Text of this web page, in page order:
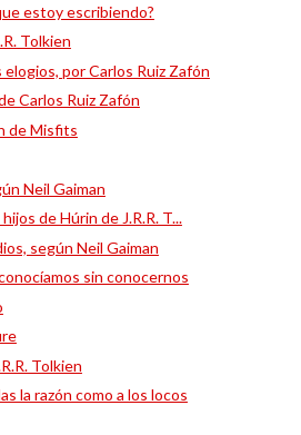
estoy escribiendo?
Tolkien
por Carlos Ruiz Zafón
Carlos Ruiz Zafón
de Misfits
Neil Gaiman
de Húrin de J.R.R. T...
según Neil Gaiman
sin conocernos
Tolkien
la razón como a los locos